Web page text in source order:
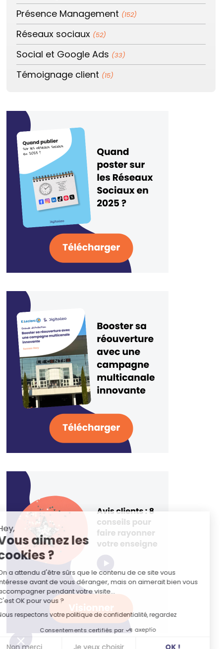
Hey,
Vous aimez les
cookies ?
On a attendu d'être sûrs que le contenu de ce site vous
intéresse avant de vous déranger, mais on aimerait bien vous
accompagner pendant votre visite...
C'est OK pour vous ?
Nous respectons votre politique de confidentialité, regardez
Consentements certifiés par
Non merci Je veux choisir OK !
Présence Management (152)
Réseaux sociaux (52)
Social et Google Ads (33)
Témoignage client (15)